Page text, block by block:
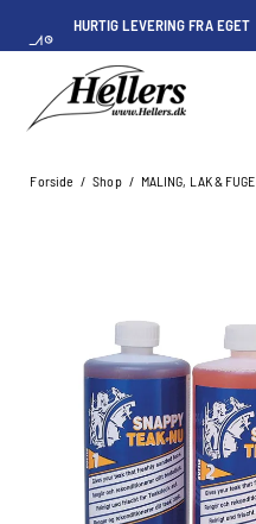
HURTIG LEVERING FRA EGET
LAGER I KASTRUP
Forside / Shop / MALING, LAK & FUGE